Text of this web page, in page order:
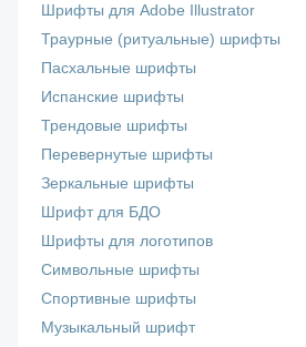
Шрифты для Adobe Illustrator
Траурные (ритуальные) шрифты
Пасхальные шрифты
Испанские шрифты
Трендовые шрифты
Перевернутые шрифты
Зеркальные шрифты
Шрифт для БДО
Шрифты для логотипов
Символьные шрифты
Спортивные шрифты
Музыкальный шрифт